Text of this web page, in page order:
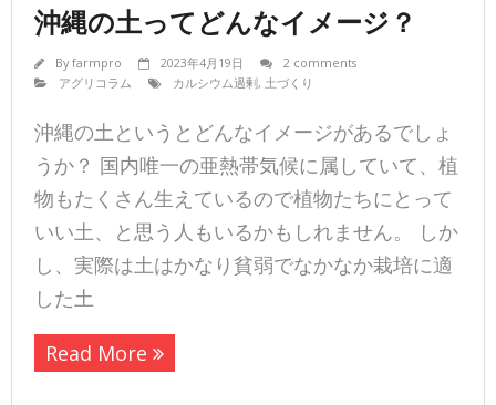
沖縄の土ってどんなイメージ？
Byfarmpro 2023年4月19日
2 comments
アグリコラム
カルシウム過剰, 土づくり
沖縄の土というとどんなイメージがあるでしょ
うか？ 国内唯一の亜熱帯気候に属していて、植
物もたくさん生えているので植物たちにとって
いい土、と思う人もいるかもしれません。 しか
し、実際は土はかなり貧弱でなかなか栽培に適
した土
Read More